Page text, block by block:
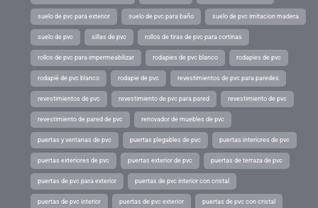
suelo de pvc para exterior suelo de pvc para baño suelo de pvc imitacion madera
suelo de pvc sillas de pvc rollos de tiras de pvc para cortinas
rollos de pvc para impermeabilizar rodapies de pvc blanco rodapies de pvc
rodapié de pvc blanco rodapie de pvc revestimientos de pvc para paredes
revestimientos de pvc revestimiento de pvc para pared revestimiento de pvc
revestimiento de pared de pvc renovador de muebles de pvc
puertas y ventanas de pvc puertas plegables de pvc puertas interiores de pvc
puertas exteriores de pvc puertas exterior de pvc puertas de terraza de pvc
puertas de pvc para exterior puertas de pvc interior con cristal
puertas de pvc interior puertas de pvc exterior puertas de pvc con cristal